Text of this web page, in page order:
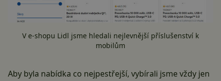
V e-shopu Lidl jsme hledali nejlevnější příslušenství k
mobilům
Aby byla nabídka co nejpestřejší, vybírali jsme vždy jen